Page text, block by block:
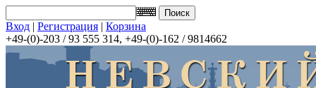
Вход | Регистрация | Корзина
+49-(0)-203 / 93 555 314, +49-(0)-162 / 9814662